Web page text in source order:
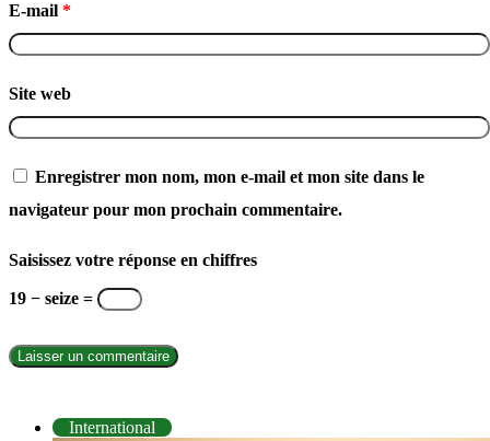
E-mail *
Site web
Enregistrer mon nom, mon e-mail et mon site dans le
navigateur pour mon prochain commentaire.
Saisissez votre réponse en chiffres
19 − seize =
International